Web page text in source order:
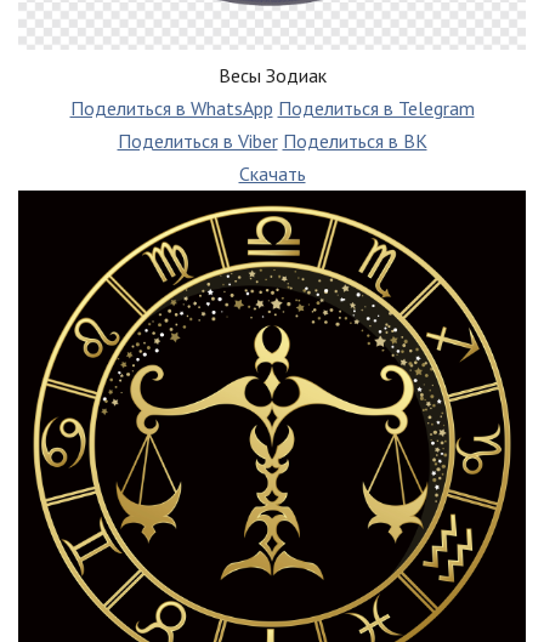
Весы Зодиак
Поделиться в WhatsApp Поделиться в Telegram
Поделиться в Viber Поделиться в ВК
Скачать